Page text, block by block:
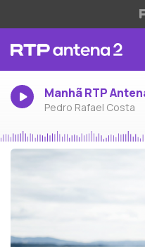
Manhã RTP
Pedro Rafael Costa